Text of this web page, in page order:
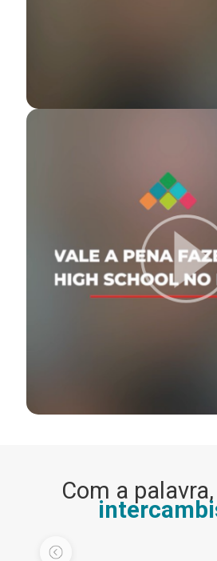
Com a palavra,